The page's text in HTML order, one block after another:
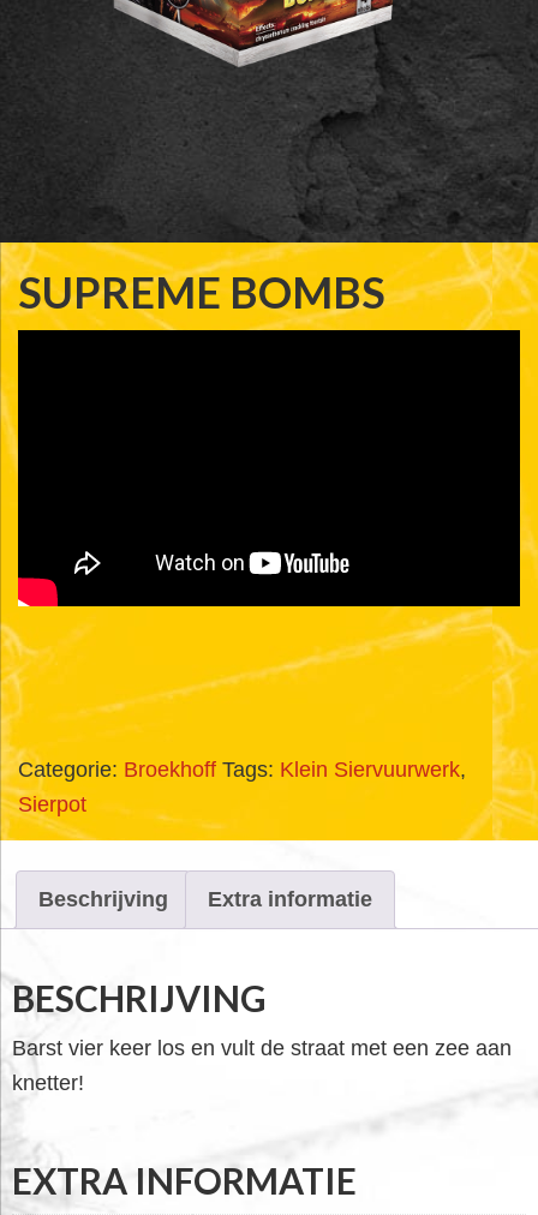
SUPREME BOMBS
Categorie: Broekhoff Tags: Klein Siervuurwerk,
Sierpot
Beschrijving Extra informatie
BESCHRIJVING
Barst vier keer los en vult de straat met een zee aan
knetter!
EXTRA INFORMATIE